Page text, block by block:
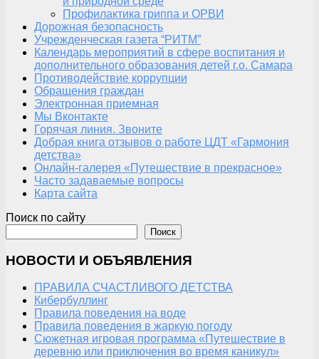
Профилактика гриппа и ОРВИ
Дорожная безопасность
Учрежденческая газета “РИТМ”
Календарь мероприятий в сфере воспитания и
дополнительного образования детей г.о. Самара
Противодействие коррупции
Обращения граждан
Электронная приемная
Мы Вконтакте
Горячая линия. Звоните
Добрая книга отзывов о работе ЦДТ «Гармония
детства»
Онлайн-галерея «Путешествие в прекрасное»
Часто задаваемые вопросы
Карта сайта
Поиск по сайту
Поиск
НОВОСТИ И ОБЪЯВЛЕНИЯ
ПРАВИЛА СЧАСТЛИВОГО ДЕТСТВА
Кибербуллинг
Правила поведения на воде
Правила поведения в жаркую погоду
Сюжетная игровая программа «Путешествие в
деревню или приключения во время каникул»